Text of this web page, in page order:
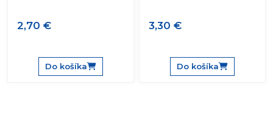
2,70 €
Do košíka
3,30 €
Do košíka